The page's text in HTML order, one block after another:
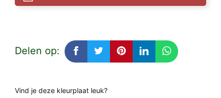
Delen op:
Vind je deze kleurplaat leuk?